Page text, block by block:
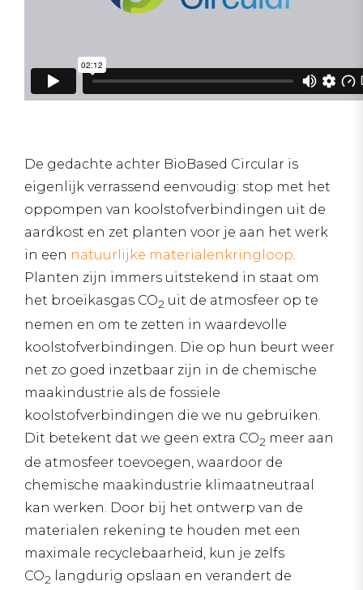
De gedachte achter BioBased Circular is
eigenlijk verrassend eenvoudig: stop met het
oppompen van koolstofverbindingen uit de
aardkost en zet planten voor je aan het werk
in een natuurlijke materialenkringloop.
Planten zijn immers uitstekend in staat om
het broeikasgas CO2 uit de atmosfeer op te
nemen en om te zetten in waardevolle
koolstofverbindingen. Die op hun beurt weer
net zo goed inzetbaar zijn in de chemische
maakindustrie als de fossiele
koolstofverbindingen die we nu gebruiken.
Dit betekent dat we geen extra CO2 meer aan
de atmosfeer toevoegen, waardoor de
chemische maakindustrie klimaatneutraal
kan werken. Door bij het ontwerp van de
materialen rekening te houden met een
maximale recyclebaarheid, kun je zelfs
CO2 langdurig opslaan en verandert de